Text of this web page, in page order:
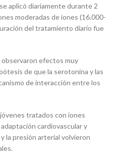
aplicó diariamente durante 2
moderadas de iones (16.000-
del tratamiento diario fue
efectos muy
de que la serotonina y las
de interacción entre los
tratados con iones
cardiovascular y
la presión arterial volvieron